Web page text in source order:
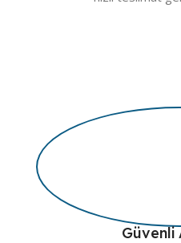
Güvenli